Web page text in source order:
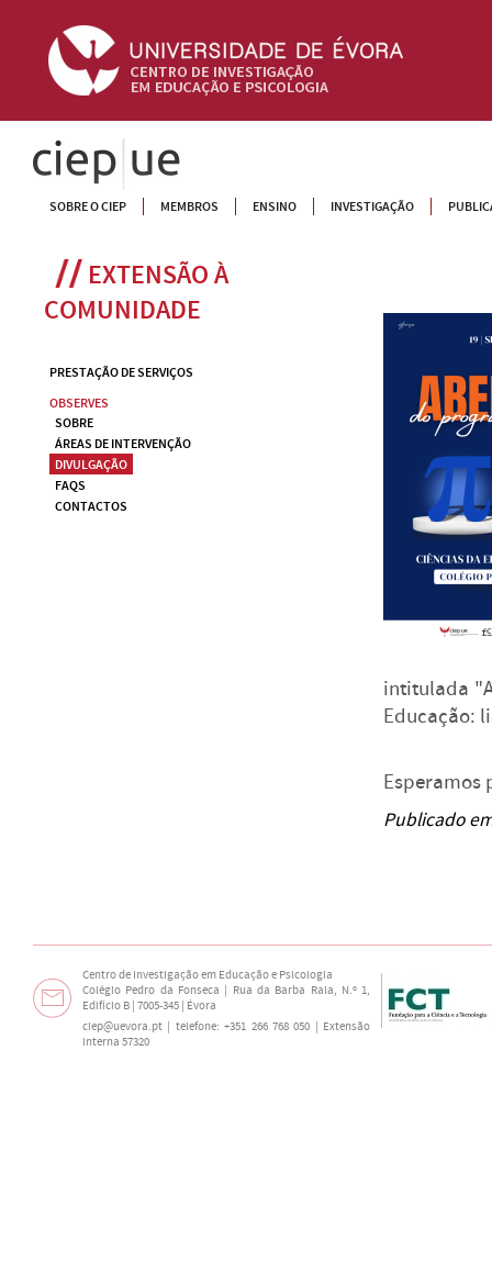
CIEP
SOBRE O CIEP MEMBROS ENSINO INVESTIGAÇÃO
EXTENSÃO À
COMUNIDADE
PRESTAÇÃO DE SERVIÇOS
OBSERVES
SOBRE
ÁREAS DE INTERVENÇÃO
DIVULGAÇÃO
FAQS
CONTACTOS
intitulada
Educação:
Esperamos
Publicado
Centro de Investigação em Educação e Psicologia
Colégio Pedro da Fonseca | Rua da Barba Rala, N.º 1,
Edifício B | 7005-345 | Évora
ciep@uevora.pt | telefone: +351 266 768 050 | Extensão
interna 57320